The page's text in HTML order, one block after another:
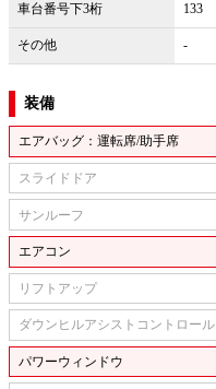
車台番号下3桁 133
その他 -
装備
エアバッグ：運転席/助手席
スライドドア
サンルーフ
エアコン
リフトアップ
ダウンヒルアシストコントロール
パワーウィンドウ